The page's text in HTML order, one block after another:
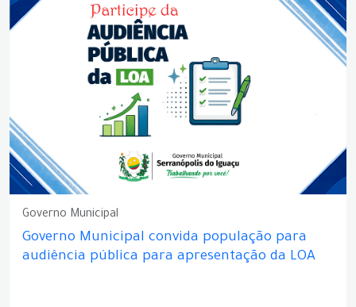
Governo Municipal
Governo Municipal convida população para
audiência pública para apresentação da LOA